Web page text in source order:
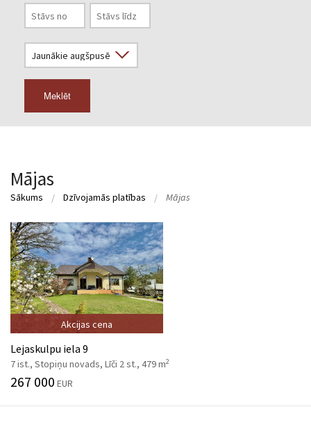
Meklēt
Mājas
Sākums Dzīvojamās platības Mājas
Akcijas cena
Lejaskulpu iela 9
7 ist., Stopiņu novads, Līči 2 st., 479 m2
267 000 EUR